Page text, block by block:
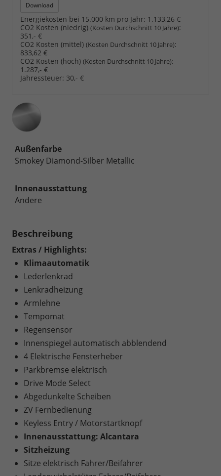
Download
Energiekosten bei 15.000 km pro Jahr: 1.133,26 €
CO2 Kosten (niedrig) (Kosten Durchschnitt 10 Jahre):
351,- €
CO2 Kosten (mittel) (Kosten Durchschnitt 10 Jahre):
833,62 €
CO2 Kosten (hoch) (Kosten Durchschnitt 10 Jahre):
1.287,- €
Jahressteuer: 30,- €
Außenfarbe
Smokey Diamond-Silber Metallic
Innenausstattung
Andere
Beschreibung
Extras / Highlights:
Klimaautomatik
Lederlenkrad
Lenkradheizung
Armlehne
Tempomat
Regensensor
Innenspiegel automatisch abblendend
4 Elektrische Fensterheber
Parkbremse elektrisch
Drive Mode Select
Abgedunkelte Scheiben
ZV Fernbedienung
Keyless Entry / Motorstartknopf
Innenausstattung: Alcantara
Sitzheizung
Sitze elektrisch Fahrer/Beifahrer